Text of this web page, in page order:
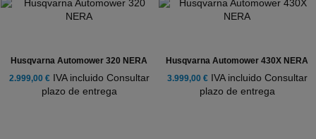
Husqvarna Automower 320 NERA
2.999,00 €IVA incluido Consultar
plazo de entrega
Husqvarna Automower 430X NERA
3.999,00 €IVA incluido Consultar
plazo de entrega